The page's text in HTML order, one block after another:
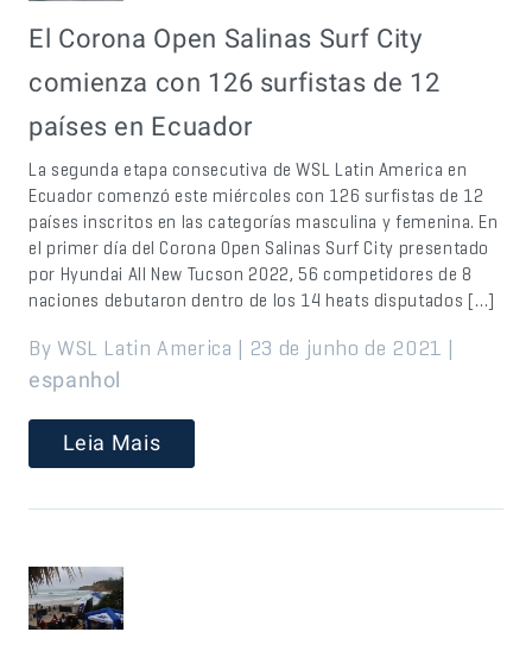
El Corona Open Salinas Surf City
comienza con 126 surfistas de 12
países en Ecuador
La segunda etapa consecutiva de WSL Latin America en
Ecuador comenzó este miércoles con 126 surfistas de 12
países inscritos en las categorías masculina y femenina. En
el primer día del Corona Open Salinas Surf City presentado
por Hyundai All New Tucson 2022, 56 competidores de 8
naciones debutaron dentro de los 14 heats disputados […]
By WSL Latin America | 23 de junho de 2021 |
espanhol
Leia Mais